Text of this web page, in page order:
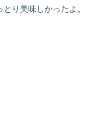
り美味しかったよ。